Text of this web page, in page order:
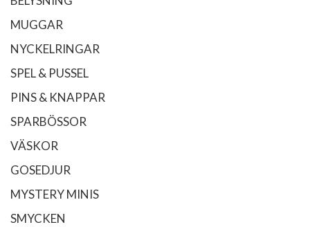
MUGGAR
NYCKELRINGAR
SPEL & PUSSEL
PINS & KNAPPAR
SPARBÖSSOR
VÄSKOR
GOSEDJUR
MYSTERY MINIS
SMYCKEN